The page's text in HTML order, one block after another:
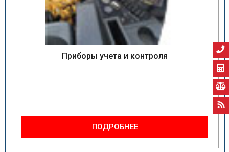
Приборы учета и контроля
ПОДРОБНЕЕ